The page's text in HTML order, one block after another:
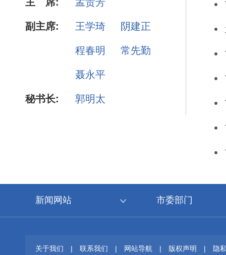
副主席: 王学琦 阴建正
程春明 常先勤
聂永平
秘书长: 郭明太
新闻网站 市委部门
关于我们 | 联系我们 | 网站导航 | 版权声明 |
隐